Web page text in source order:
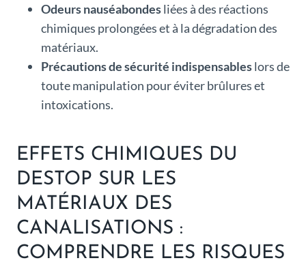
Odeurs nauséabondesliées à des réactions
chimiques prolongées et à la dégradation des
matériaux.
Précautions de sécurité indispensableslors de
toute manipulation pour éviter brûlures et
intoxications.
EFFETS CHIMIQUES DU
DESTOP SUR LES
MATÉRIAUX DES
CANALISATIONS :
COMPRENDRE LES RISQUES